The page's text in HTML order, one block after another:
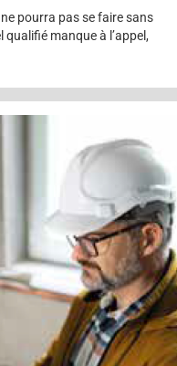
pourra pas se faire sans
manque à l’appel,